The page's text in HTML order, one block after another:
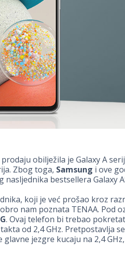
obilježila je Galaxy A
Zbog toga, Samsung i ove
bestsellera Galaxy
koji je već prošao kroz
nam poznata TENAA. Pod
. Ovaj telefon bi trebao
od 2,4 GHz. Pretpostavlja
glavne jezgre kucaju na 2,4